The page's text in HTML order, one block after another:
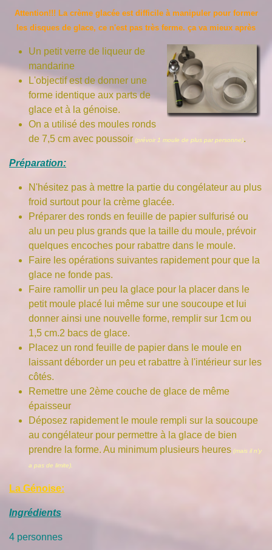
Attention!!! La crème glacée est difficile à manipuler pour former
les disques de glace, ce n'est pas très ferme. ça va mieux après
Un petit verre de liqueur de
mandarine
L'objectif est de donner une
forme identique aux parts de
glace et à la génoise.
On a utilisé des moules ronds
de 7,5 cm avec poussoir (prévoir 1 moule de plus par personne).
Préparation:
N'hésitez pas à mettre la partie du congélateur au plus
froid surtout pour la crème glacée.
Préparer des ronds en feuille de papier sulfurisé ou
alu un peu plus grands que la taille du moule, prévoir
quelques encoches pour rabattre dans le moule.
Faire les opérations suivantes rapidement pour que la
glace ne fonde pas.
Faire ramollir un peu la glace pour la placer dans le
petit moule placé lui même sur une soucoupe et lui
donner ainsi une nouvelle forme, remplir sur 1cm ou
1,5 cm.2 bacs de glace.
Placez un rond feuille de papier dans le moule en
laissant déborder un peu et rabattre à l'intérieur sur les
côtés.
Remettre une 2ème couche de glace de même
épaisseur
Déposez rapidement le moule rempli sur la soucoupe
au congélateur pour permettre à la glace de bien
prendre la forme. Au minimum plusieurs heures (mais il n'y
a pas de limite).
La Génoise:
Ingrédients
4 personnes